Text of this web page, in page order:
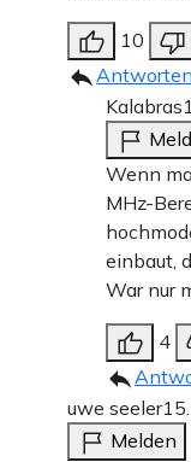
10
Antworten
Kalabras
Wenn
MHz-
einbaut,
War nur
4
uwe seeler
Melden